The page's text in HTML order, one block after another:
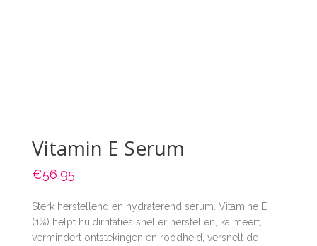
Vitamin E Serum
€56,95
Sterk herstellend en hydraterend serum. Vitamine E
(1%) helpt huidirritaties sneller herstellen, kalmeert,
vermindert ontstekingen en roodheid, versnelt de